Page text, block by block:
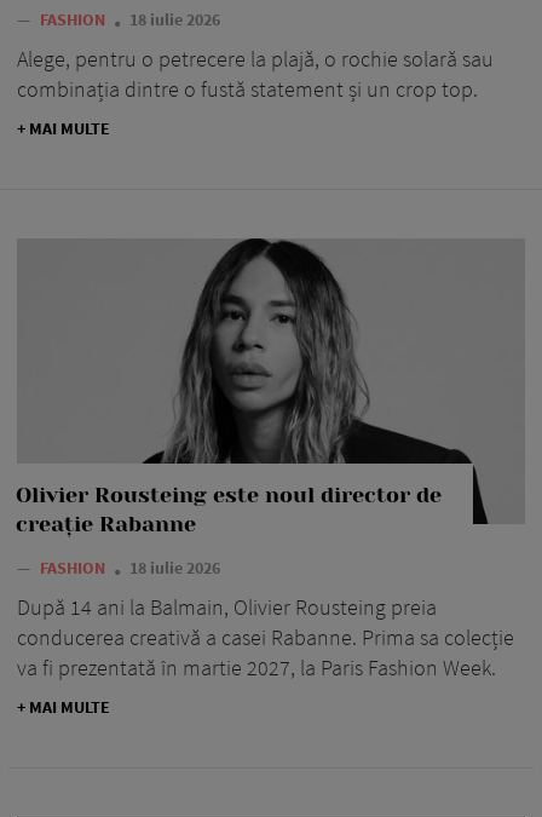
— FASHION 18 iulie 2026
Alege, pentru o petrecere la plajă, o rochie solară sau
combinația dintre o fustă statement și un crop top.
+ MAI MULTE
Olivier Rousteing este noul director de
creație Rabanne
— FASHION 18 iulie 2026
După 14 ani la Balmain, Olivier Rousteing preia
conducerea creativă a casei Rabanne. Prima sa colecție
va fi prezentată în martie 2027, la Paris Fashion Week.
+ MAI MULTE